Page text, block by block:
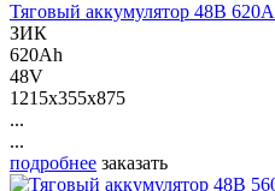
Тяговый аккумулятор 48В
ЗИК
620Ah
48V
1215x355x875
...
...
подробнее заказать